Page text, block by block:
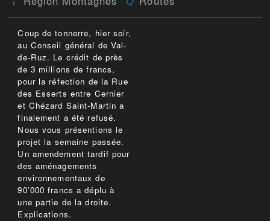
Coup de tonnerre, hier soir,
au Conseil général de Val-
de-Ruz. Le crédit de près
de 3 millions de francs,
pour la réfection de la Rue
des Esserts entre Cernier
et Chézard Saint-Martin a
finalement a été refusé.
Nous vous présentions le
projet la semaine passée.
Un amendement tardif pour
des aménagements
environnementaux de
90’000 francs a déplu à
une partie de la droite.
Explications.